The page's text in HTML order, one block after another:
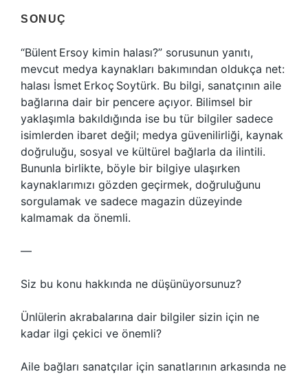
SONUÇ
“Bülent Ersoy kimin halası?” sorusunun yanıtı,
mevcut medya kaynakları bakımından oldukça net:
halası İsmet Erkoç Soytürk. Bu bilgi, sanatçının aile
bağlarına dair bir pencere açıyor. Bilimsel bir
yaklaşımla bakıldığında ise bu tür bilgiler sadece
isimlerden ibaret değil; medya güvenilirliği, kaynak
doğruluğu, sosyal ve kültürel bağlarla da ilintili.
Bununla birlikte, böyle bir bilgiye ulaşırken
kaynaklarımızı gözden geçirmek, doğruluğunu
sorgulamak ve sadece magazin düzeyinde
kalmamak da önemli.
—
Siz bu konu hakkında ne düşünüyorsunuz?
Ünlülerin akrabalarına dair bilgiler sizin için ne
kadar ilgi çekici ve önemli?
Aile bağları sanatçılar için sanatlarının arkasında ne